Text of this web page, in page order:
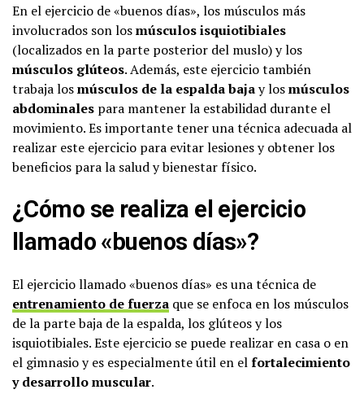
En el ejercicio de «buenos días», los músculos más
involucrados son losmúsculos isquiotibiales
(localizados en la parte posterior del muslo) y los
músculos glúteos. Además, este ejercicio también
trabaja losmúsculos de la espalda bajay losmúsculos
abdominales para mantener la estabilidad durante el
movimiento. Es importante tener una técnica adecuada al
realizar este ejercicio para evitar lesiones y obtener los
beneficios para la salud y bienestar físico.
¿Cómo se realiza el ejercicio
llamado «buenos días»?
El ejercicio llamado «buenos días» es una técnica de
entrenamiento de fuerza que se enfoca en los músculos
de la parte baja de la espalda, los glúteos y los
isquiotibiales. Este ejercicio se puede realizar en casa o en
el gimnasio y es especialmente útil en elfortalecimiento
y desarrollo muscular.